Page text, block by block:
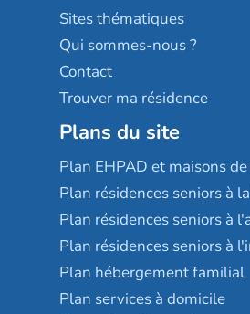
Résidences services Villa
Sites thématiques
Qui sommes-nous ?
Contact
Trouver ma résidence
Plans du site
Plan EHPAD et maisons
Plan résidences seniors à
Plan résidences seniors à
Plan résidences seniors à
Plan hébergement familial
Plan services à domicile